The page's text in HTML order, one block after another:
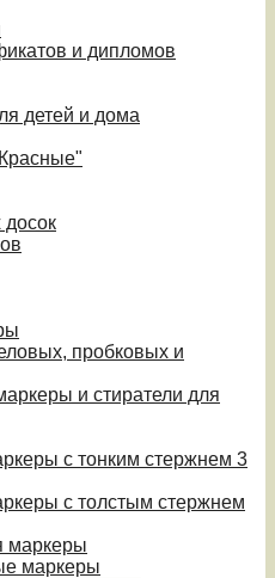
и дипломов
детей и дома
пробковых и
и стиратели для
с тонким стержнем 3
с толстым стержнем
маркеры
маркеры